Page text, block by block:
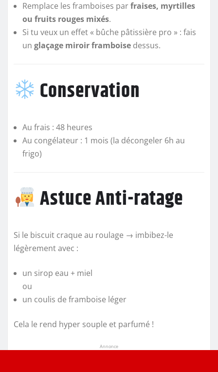
Remplace les framboises parfraises, myrtilles
ou fruits rouges mixés.
Si tu veux un effet « bûche pâtissière pro » : fais
un glaçage miroir framboise dessus.
Conservation
Au frais : 48 heures
Au congélateur : 1 mois (la décongeler 6h au
frigo)
Astuce Anti-ratage
Si le biscuit craque au roulage → imbibez-le
légèrement avec :
un sirop eau + miel
ou
un coulis de framboise léger
Cela le rend hyper souple et parfumé !
Annonce